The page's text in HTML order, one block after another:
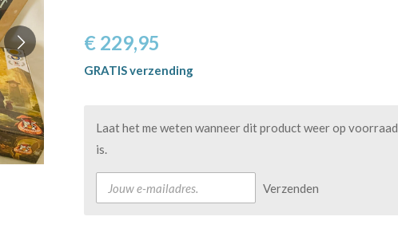
€ 229,95
GRATIS verzending
Laat het me weten wanneer dit product weer op voorraad
is.
Verzenden